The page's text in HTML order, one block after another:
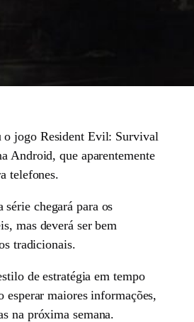
o jogo Resident Evil: Survival
Android, que aparentemente
telefones.
chegará para os
mas deverá ser bem
tradicionais.
de estratégia em tempo
esperar maiores informações,
na próxima semana.